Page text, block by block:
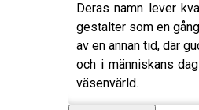
Deras namn lever
gestalter som en
av en annan tid, där
och i människans
väsenvärld.